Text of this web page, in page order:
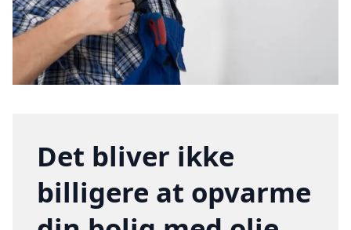
Det bliver ikke
billigere at opvarme